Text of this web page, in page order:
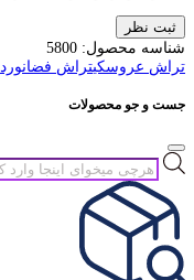
ثبت نظر
شناسه محصول: 5800
تراش عروسکیتراش فضانورد
جست و جو محصولات
جستجوی
محصولات